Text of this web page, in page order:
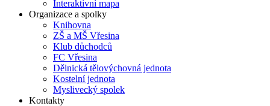
Interaktivní mapa
Organizace a spolky
Knihovna
ZŠ a MŠ Vřesina
Klub důchodců
FC Vřesina
Dělnická tělovýchovná jednota
Kostelní jednota
Myslivecký spolek
Kontakty